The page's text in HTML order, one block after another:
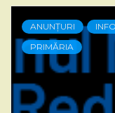
ANUNȚURI
PRIMĂRIA